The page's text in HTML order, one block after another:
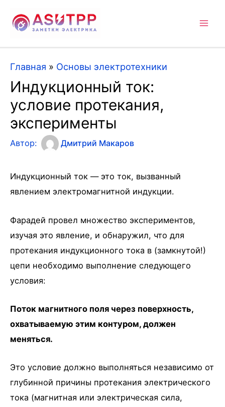
Главная » Основы электротехники
Индукционный ток:
условие протекания,
эксперименты
Автор: Дмитрий Макаров
Индукционный ток — это ток, вызванный
явлением электромагнитной индукции.
Фарадей провел множество экспериментов,
изучая это явление, и обнаружил, что для
протекания индукционного тока в (замкнутой!)
цепи необходимо выполнение следующего
условия:
Поток магнитного поля через поверхность,
охватываемую этим контуром, должен
меняться.
Это условие должно выполняться независимо от
глубинной причины протекания электрического
тока (магнитная или электрическая сила,